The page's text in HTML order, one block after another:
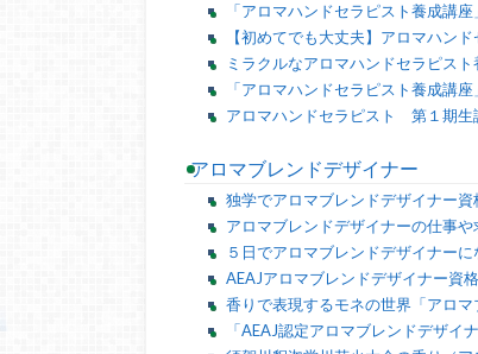
「アロマハンドセラピスト養成講
【初めてでも大丈夫】アロマハン
ミラクルなアロマハンドセラピス
「アロマハンドセラピスト養成講
アロマハンドセラピスト 第１期生
アロマブレンドデザイナー
独学でアロマブレンドデザイナー
アロマブレンドデザイナーの仕事
５日でアロマブレンドデザイナー
AEAJアロマブレンドデザイナー資
香りで表現するモネの世界「アロ
「AEAJ認定アロマブレンドデザイ